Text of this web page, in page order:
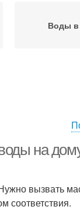
Воды в
на
вызвать
соответствия.